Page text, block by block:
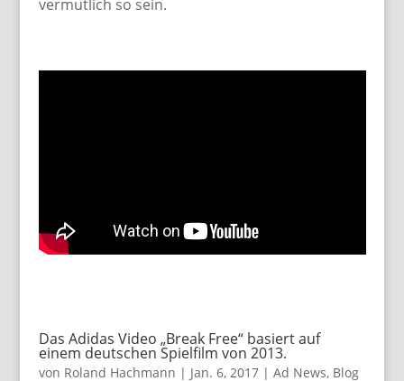
vermutlich so sein.
Das Adidas Video „Break Free“ basiert auf
einem deutschen Spielfilm von 2013.
von Roland Hachmann | Jan. 6, 2017| Ad News, Blog